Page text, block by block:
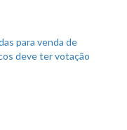
para venda de
deve ter votação